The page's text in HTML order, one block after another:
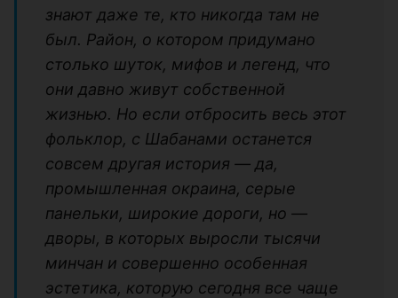
знают даже те, кто никогда там не
был. Район, о котором придумано
столько шуток, мифов и легенд, что
они давно живут собственной
жизнью. Но если отбросить весь этот
фольклор, с Шабанами останется
совсем другая история — да,
промышленная окраина, серые
панельки, широкие дороги, но —
дворы, в которых выросли тысячи
минчан и совершенно особенная
эстетика, которую сегодня все чаще